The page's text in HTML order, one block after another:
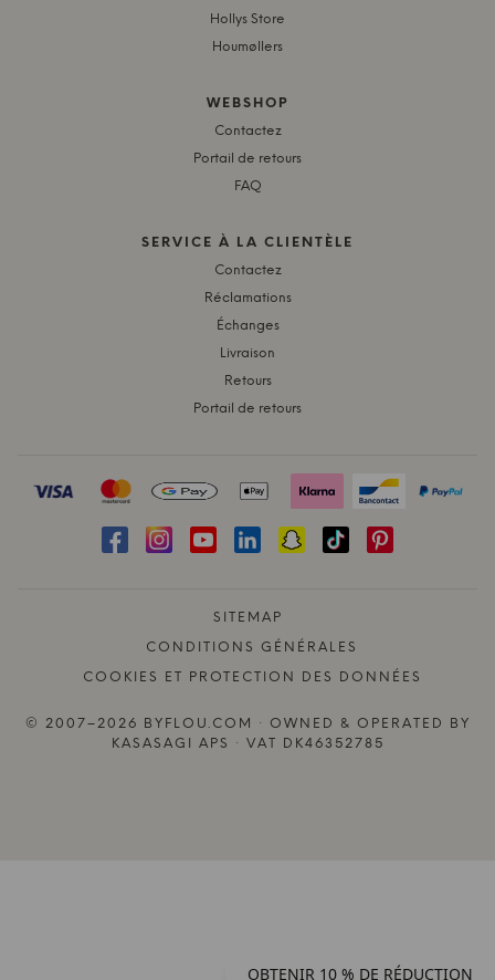
Hollys Store
Houmøllers
WEBSHOP
Contactez
Portail de retours
FAQ
SERVICE À LA CLIENTÈLE
Contactez
Réclamations
Échanges
Livraison
Retours
Portail de retours
SITEMAP
CONDITIONS GÉNÉRALES
COOKIES ET PROTECTION DES DONNÉES
© 2007–2026 BYFLOU.COM · OWNED & OPERATED BY
KASASAGI APS · VAT DK46352785
OBTENIR 10 % DE RÉDUCTION